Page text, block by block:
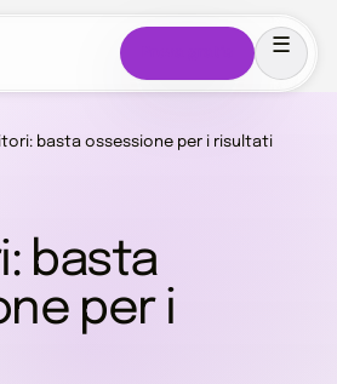
basta ossessione per i risultati
basta
per i